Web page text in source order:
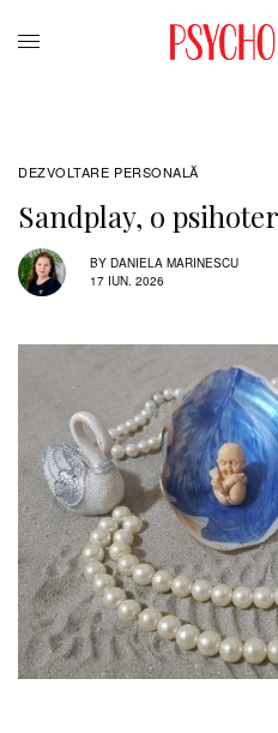
DEZVOLTARE PERSONALĂ
Sandplay, o
BY DANIELA MARINESCU
17 IUN. 2026